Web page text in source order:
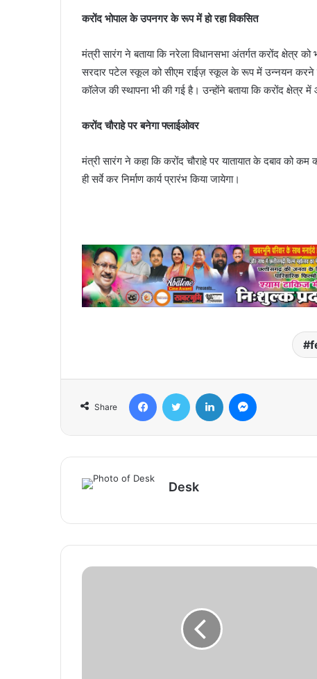
करोंद भोपाल के उपनगर के रूप में हो रहा विकसित
मंत्री सारंग ने बताया कि नरेला विधानसभा अंतर्गत करोंद क्षेत्र
सरदार पटेल स्कूल को सीएम राईज़ स्कूल के रूप में उन्नयन करने
कॉलेज की स्थापना भी की गई है। उन्होंने बताया कि करोंद क्षेत्र
करोंद चौराहे पर बनेगा फ्लाईओवर
मंत्री सारंग ने कहा कि करोंद चौराहे पर यातायात के दबाव को
ही सर्वे कर निर्माण कार्य प्रारंभ किया जायेगा।
Share
Desk